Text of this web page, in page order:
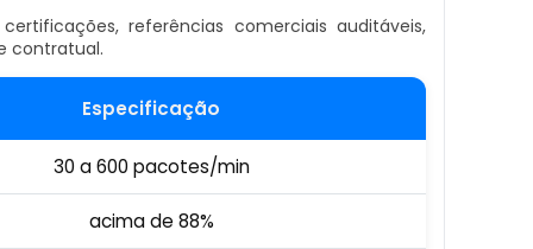
referências comerciais auditáveis,
contratual.
Especificação
30 a 600 pacotes/min
acima de 88%